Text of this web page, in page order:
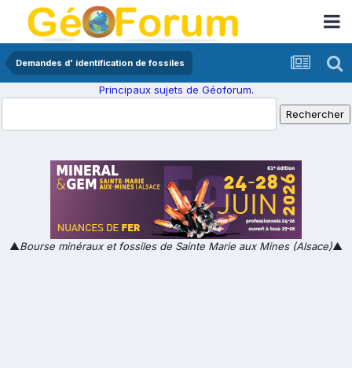
Demandes d' identification de fossiles
Principaux sujets de Géoforum.
▲Bourse minéraux et fossiles de Sainte Marie aux Mines (Alsace)▲